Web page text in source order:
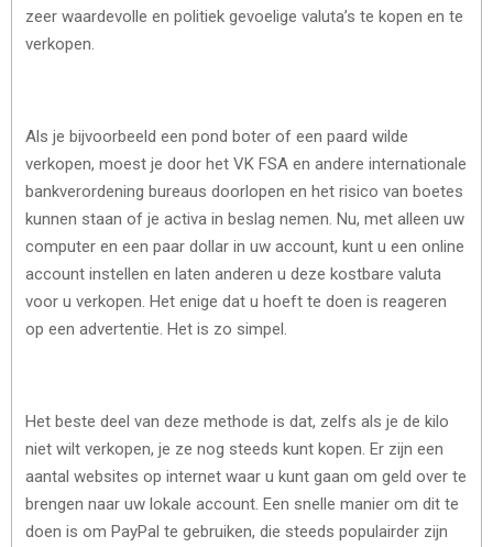
zeer waardevolle en politiek gevoelige valuta’s te kopen en te
verkopen.
Als je bijvoorbeeld een pond boter of een paard wilde
verkopen, moest je door het VK FSA en andere internationale
bankverordening bureaus doorlopen en het risico van boetes
kunnen staan of je activa in beslag nemen. Nu, met alleen uw
computer en een paar dollar in uw account, kunt u een online
account instellen en laten anderen u deze kostbare valuta
voor u verkopen. Het enige dat u hoeft te doen is reageren
op een advertentie. Het is zo simpel.
Het beste deel van deze methode is dat, zelfs als je de kilo
niet wilt verkopen, je ze nog steeds kunt kopen. Er zijn een
aantal websites op internet waar u kunt gaan om geld over te
brengen naar uw lokale account. Een snelle manier om dit te
doen is om PayPal te gebruiken, die steeds populairder zijn